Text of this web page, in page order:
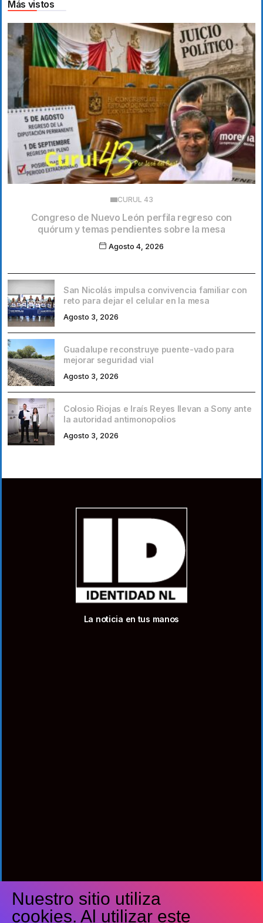
Más vistos
CURUL 43
Congreso de Nuevo León perfila regreso con
quórum y temas pendientes sobre la mesa
Agosto 4, 2026
San Nicolás impulsa convivencia familiar con
reto para dejar el celular en la mesa
Agosto 3, 2026
Guadalupe reconstruye puente-vado para
mejorar seguridad vial
Agosto 3, 2026
Colosio Riojas e Iraís Reyes llevan a Sony ante
la autoridad antimonopolios
Agosto 3, 2026
La noticia en tus manos
Síguenos
Nuestro sitio utiliza
cookies. Al utilizar este